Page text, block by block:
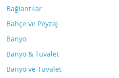
Bağlantılar
Bahçe ve Peyzaj
Banyo
Banyo & Tuvalet
Banyo ve Tuvalet